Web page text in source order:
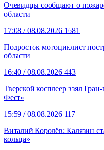
Очевидцы сообщают о
области
17:08 / 08.08.2026 1681
Подросток мотоциклист
области
16:40 / 08.08.2026 443
Тверской косплеер взял
Фест»
15:59 / 08.08.2026 117
Виталий Королёв: Калязин
кольца»